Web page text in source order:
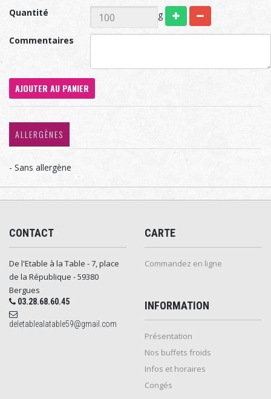
Quantité
g
Commentaires
AJOUTER AU PANIER
ALLERGÈNES
- Sans allergène
CONTACT
De l'Etable à la Table - 7, place
de la République - 59380
Bergues
03.28.68.60.45
deletablealatable59@gmail.com
CARTE
Commandez en ligne
INFORMATION
Présentation
Nos buffets froids
Infos et horaires
Congés